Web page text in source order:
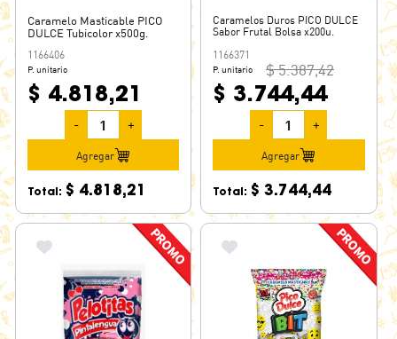
Caramelo Masticable PICO
DULCE Tubicolor x500g.
1166406
P. unitario
$ 4.818,21
- +
Agregar
Total: $ 4.818,21
Caramelos Duros PICO DULCE
Sabor Frutal Bolsa x200u.
1166371
P. unitario $ 5.387,42
$ 3.744,44
- +
Agregar
Total: $ 3.744,44